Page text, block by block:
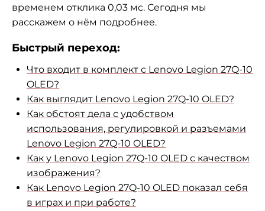
временем отклика 0,03 мс. Сегодня мы
расскажем о нём подробнее.
Быстрый переход:
Что входит в комплект с Lenovo Legion 27Q-10
OLED?
Как выглядит Lenovo Legion 27Q-10 OLED?
Как обстоят дела с удобством
использования, регулировкой и разъемами
Lenovo Legion 27Q-10 OLED?
Как у Lenovo Legion 27Q-10 OLED с качеством
изображения?
Как Lenovo Legion 27Q-10 OLED показал себя
в играх и при работе?